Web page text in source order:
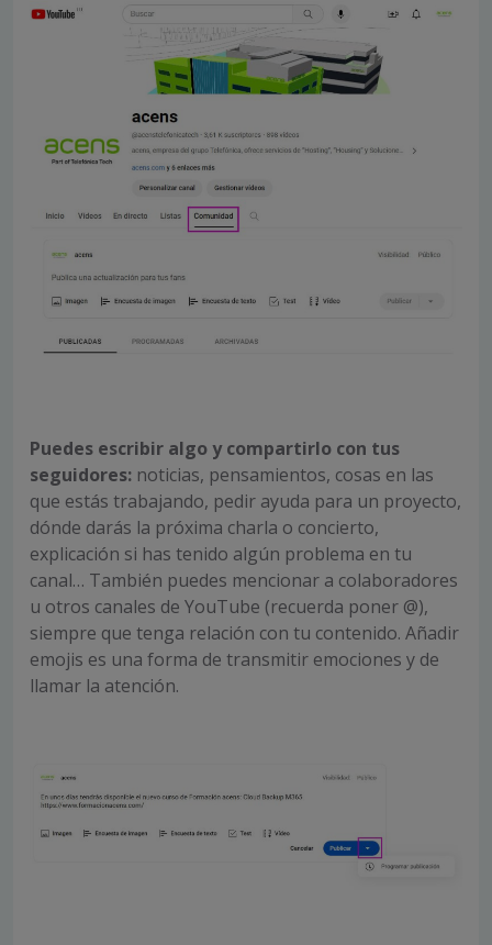
Puedes escribir algo y compartirlo con tus
seguidores: noticias, pensamientos, cosas en las
que estás trabajando, pedir ayuda para un proyecto,
dónde darás la próxima charla o concierto,
explicación si has tenido algún problema en tu
canal… También puedes mencionar a colaboradores
u otros canales de YouTube (recuerda poner @),
siempre que tenga relación con tu contenido. Añadir
emojis es una forma de transmitir emociones y de
llamar la atención.